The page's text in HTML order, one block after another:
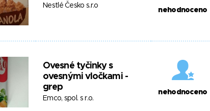
Nestlé Česko s.r.o
nehodnoceno
Ovesné tyčinky s
ovesnými vločkami -
grep
Emco, spol. s r.o.
nehodnoceno